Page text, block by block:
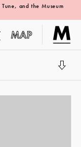
and the Museum
MAP